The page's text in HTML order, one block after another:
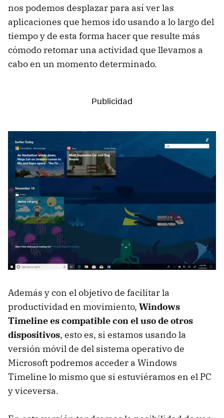
nos podemos desplazar para así ver las
aplicaciones que hemos ido usando a lo largo del
tiempo y de esta forma hacer que resulte más
cómodo retomar una actividad que llevamos a
cabo en un momento determinado.
Además y con el objetivo de facilitar la
productividad en movimiento, Windows
Timeline es compatible con el uso de otros
dispositivos, esto es, si estamos usando la
versión móvil de del sistema operativo de
Microsoft podremos acceder a Windows
Timeline lo mismo que si estuviéramos en el PC
y viceversa.